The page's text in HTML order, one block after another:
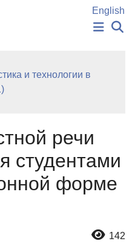
English
Вход
и технологии в
речи
студентами
форме
142